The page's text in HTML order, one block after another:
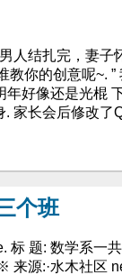
人结扎完，妻
你的创意呢~. ”
好像还是光棍
家长会后修改了
个班
标 题: 数学系一
来源:·水木社区